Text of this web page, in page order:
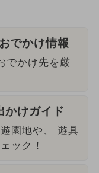
でかけ情報
でかけ先を厳
かけガイド
園地や、 遊具
ック！